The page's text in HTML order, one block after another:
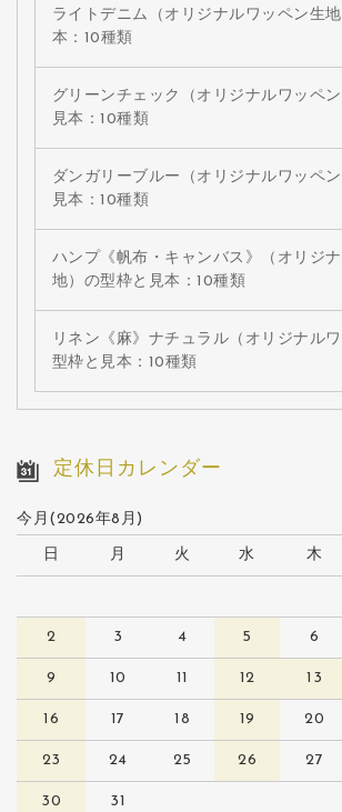
ライトデニム（オリジナルワッペン生
本：10種類
グリーンチェック（オリジナルワッペ
見本：10種類
ダンガリーブルー（オリジナルワッペ
見本：10種類
ハンプ《帆布・キャンバス》（オリジ
地）の型枠と見本：10種類
リネン《麻》ナチュラル（オリジナル
型枠と見本：10種類
定休日カレンダー
今月(2026年8月)
日 月 火 水 木
2 3 4 5 6
9 10 11 12 13
16 17 18 19 20
23 24 25 26 27
30 31